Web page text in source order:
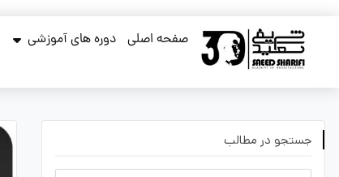
صفحه اصلی دوره های آموزشی
جستجو در مطالب